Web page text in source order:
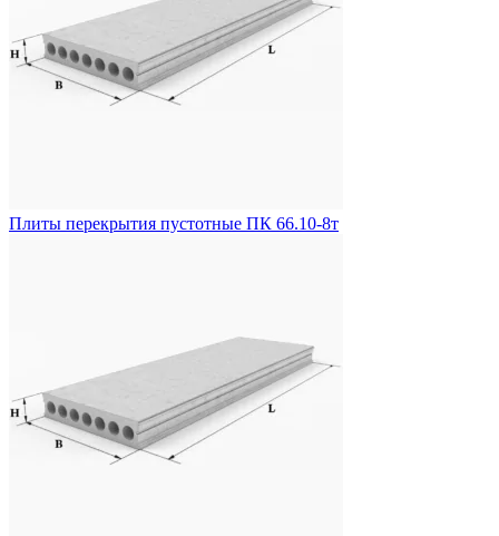
Плиты перекрытия пустотные ПК 66.10-8т